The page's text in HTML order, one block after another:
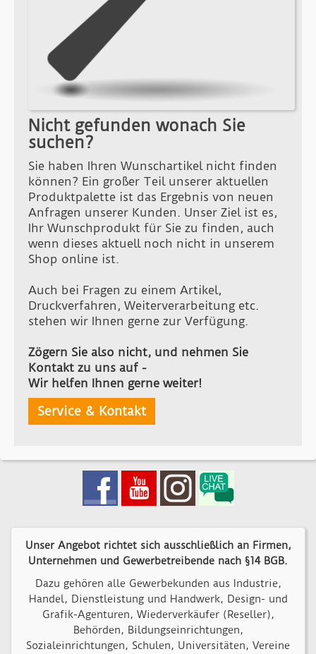
Nicht gefunden wonach Sie
suchen?
Sie haben Ihren Wunschartikel nicht finden
können? Ein großer Teil unserer aktuellen
Produktpalette ist das Ergebnis von neuen
Anfragen unserer Kunden. Unser Ziel ist es,
Ihr Wunschprodukt für Sie zu finden, auch
wenn dieses aktuell noch nicht in unserem
Shop online ist.
Auch bei Fragen zu einem Artikel,
Druckverfahren, Weiterverarbeitung etc.
stehen wir Ihnen gerne zur Verfügung.
Zögern Sie also nicht, und nehmen Sie
Kontakt zu uns auf -
Wir helfen Ihnen gerne weiter!
Service & Kontakt
Unser Angebot richtet sich ausschließlich an Firmen,
Unternehmen und Gewerbetreibende nach §14 BGB.
Dazu gehören alle Gewerbekunden aus Industrie,
Handel, Dienstleistung und Handwerk, Design- und
Grafik-Agenturen, Wiederverkäufer (Reseller),
Behörden, Bildungseinrichtungen,
Sozialeinrichtungen, Schulen, Universitäten, Vereine